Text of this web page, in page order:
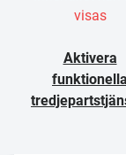
visas
Aktivera
funktionella